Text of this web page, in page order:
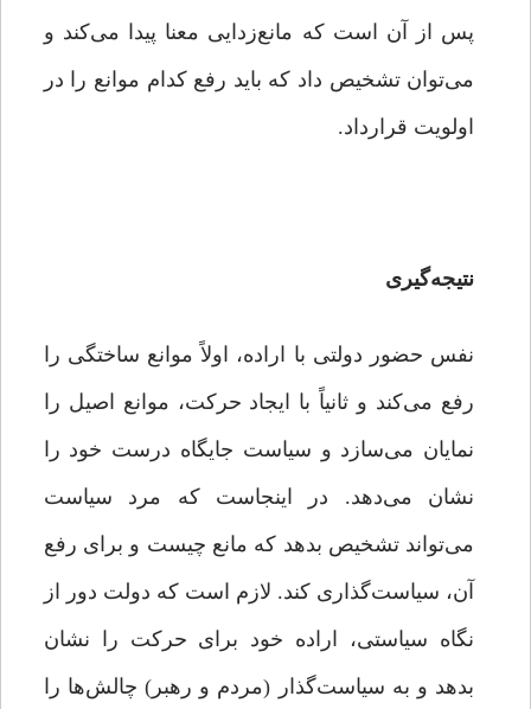
پس از آن است که مانع‌زدایی معنا پیدا می‌کند و
می‌توان تشخیص داد که باید رفع کدام موانع را در
اولویت قرارداد.
نتیجه‌گیری
نفس حضور دولتی با اراده، اولاً موانع ساختگی را
رفع می‌کند و ثانیاً با ایجاد حرکت، موانع اصیل را
نمایان می‌سازد و سیاست جایگاه درست خود را
نشان می‌دهد. در اینجاست که مرد سیاست
می‌تواند تشخیص بدهد که مانع چیست و برای رفع
آن، سیاست‌گذاری کند. لازم است که دولت دور از
نگاه سیاستی، اراده خود برای حرکت را نشان
بدهد و به سیاست‌گذار (مردم و رهبر) چالش‌ها را